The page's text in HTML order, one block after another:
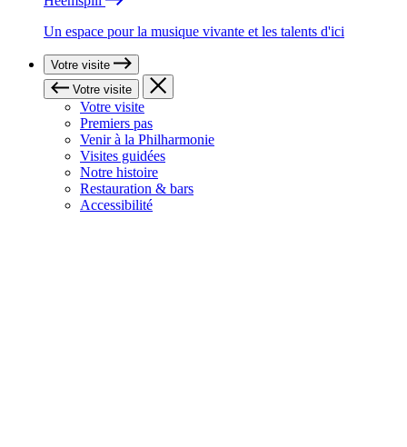
Un espace pour la musique vivante et les talents d'ici
Votre visite
Votre visite
Votre visite
Premiers pas
Venir à la Philharmonie
Visites guidées
Notre histoire
Restauration & bars
Accessibilité